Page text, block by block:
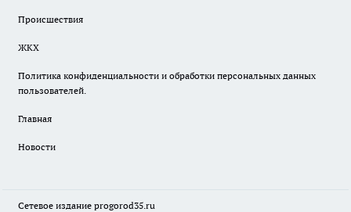
Происшествия
ЖКХ
Политика конфиденциальности и обработки персональных данных
пользователей.
Главная
Новости
Сетевое издание progorod35.ru